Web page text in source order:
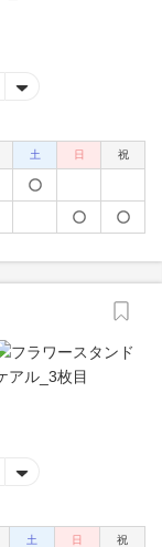
土 日 祝
土 日 祝